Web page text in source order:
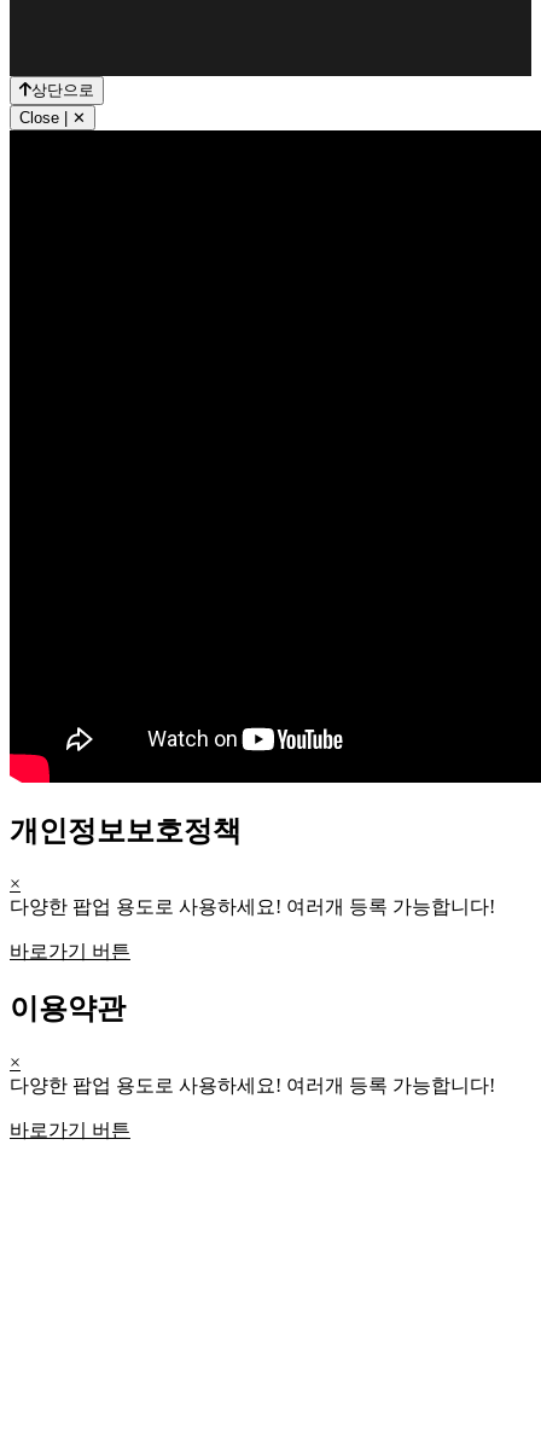
상단으로
Close | ✕
개인정보보호정책
×
다양한 팝업 용도로 사용하세요! 여러개 등록 가능합니다!
바로가기 버튼
이용약관
×
다양한 팝업 용도로 사용하세요! 여러개 등록 가능합니다!
바로가기 버튼